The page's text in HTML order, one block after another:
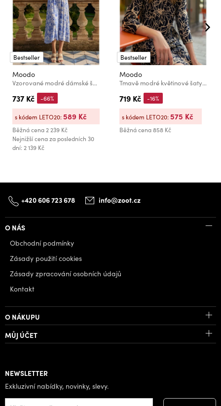
Bestseller
Moodo
Vzorované modré dámské šaty Moodo
737 Kč
Běžná cena2 239 Kč
Nejnižší cena za posledních 30
dní: 2 139 Kč
-66%
s kódem LETO20:589 Kč
Bestseller
Moodo
Tmavě modré květinové šaty Moodo
719 Kč
Běžná cena858 Kč
-16%
s kódem LETO20:575 Kč
+420 606 723 678 info@zoot.cz
O NÁS
Obchodní podmínky
Zásady použití cookies
Zásady zpracování osobních údajů
Kontakt
O NÁKUPU
MŮJ ÚČET
NEWSLETTER
Exkluzivní nabídky, novinky, slevy.